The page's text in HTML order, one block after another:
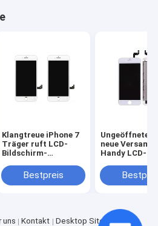
Klangtreue iPhone 7
Träger ruft LCD-
Bildschirm-
Zusatz-Teile an
Bestpreis
Ungeöffnete
neue
Handy LCD-
iPhone 6S,
Weiß/
uns Kontakt Desktop Site